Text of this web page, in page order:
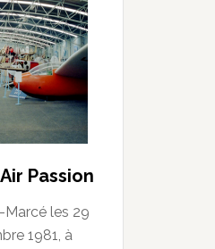
Passion
les 29
1981, à